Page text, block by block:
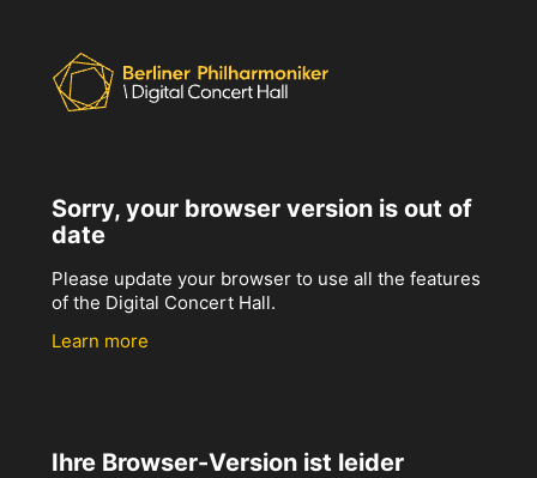
Sorry, your browser version is out of
date
Please update your browser to use all the features
of the Digital Concert Hall.
Learn more
Ihre Browser-Version ist leider